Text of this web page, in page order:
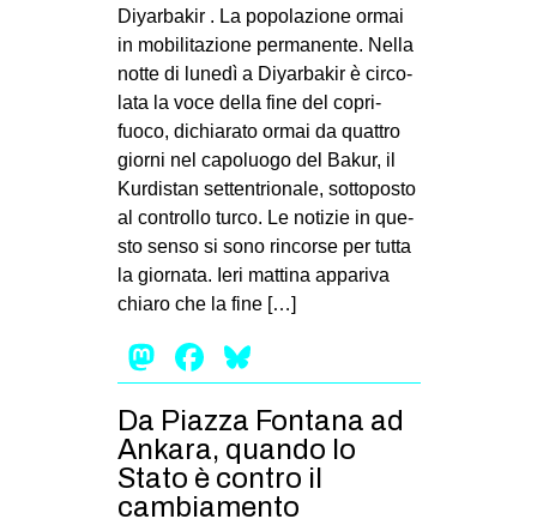
Diyarbakir . La popolazione ormai
in mobilitazione permanente. Nella
notte di lunedì a Diyar­ba­kir è cir­co­
lata la voce della fine del copri­
fuoco, dichia­rato ormai da quat­tro
giorni nel capo­luogo del Bakur, il
Kur­di­stan set­ten­trio­nale, sot­to­po­sto
al con­trollo turco. Le noti­zie in que­
sto senso si sono rin­corse per tutta
la gior­nata. Ieri mat­tina appa­riva
chiaro che la fine […]
Mastodon
Facebook
Da Piazza Fontana ad
Ankara, quando lo
Stato è contro il
cambiamento